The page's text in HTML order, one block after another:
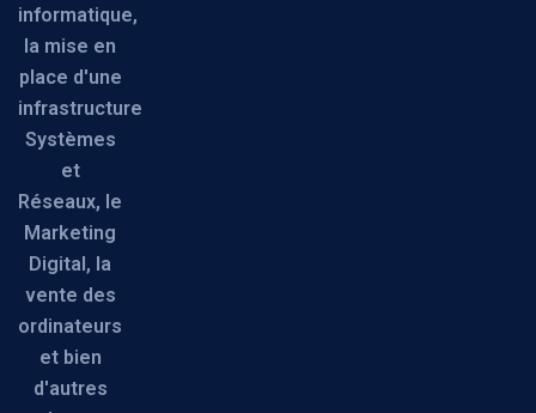
informatique,
la mise en
place d'une
infrastructure
Systèmes
et
Réseaux, le
Marketing
Digital, la
vente des
ordinateurs
et bien
d'autres